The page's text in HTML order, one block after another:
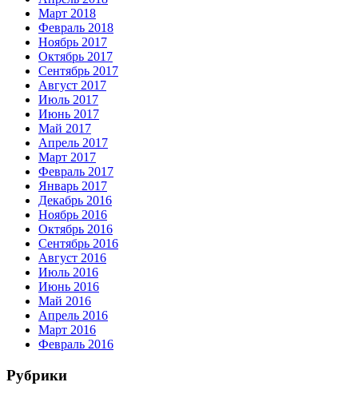
Март 2018
Февраль 2018
Ноябрь 2017
Октябрь 2017
Сентябрь 2017
Август 2017
Июль 2017
Июнь 2017
Май 2017
Апрель 2017
Март 2017
Февраль 2017
Январь 2017
Декабрь 2016
Ноябрь 2016
Октябрь 2016
Сентябрь 2016
Август 2016
Июль 2016
Июнь 2016
Май 2016
Апрель 2016
Март 2016
Февраль 2016
Рубрики